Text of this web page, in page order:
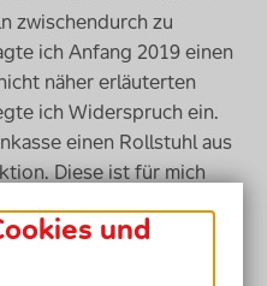
zwischendurch zu
ich Anfang 2019 einen
näher erläuterten
ich Widerspruch ein.
einen Rollstuhl aus
Diese ist für mich
zu nutzen.
bei der
und